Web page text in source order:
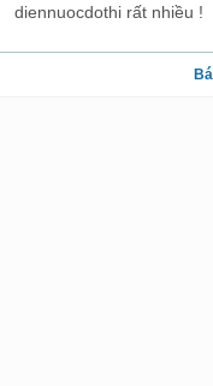
diennuocdothi rất nhiều !